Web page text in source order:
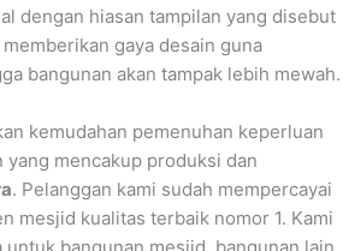
dengan hiasan tampilan yang disebut
gaya desain guna
bangunan akan tampak lebih mewah.
kemudahan pemenuhan keperluan
yang mencakup produksi dan
. Pelanggan kami sudah mempercayai
mesjid kualitas terbaik nomor 1. Kami
bangunan mesjid, bangunan lain